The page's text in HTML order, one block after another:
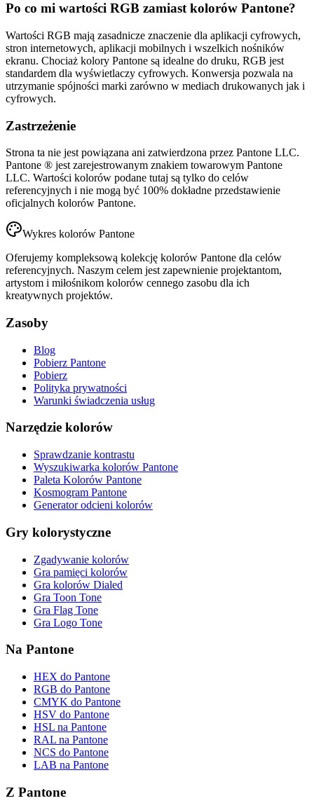
Po co mi wartości RGB zamiast kolorów Pantone?
Wartości RGB mają zasadnicze znaczenie dla aplikacji cyfrowych,
stron internetowych, aplikacji mobilnych i wszelkich nośników
ekranu. Chociaż kolory Pantone są idealne do druku, RGB jest
standardem dla wyświetlaczy cyfrowych. Konwersja pozwala na
utrzymanie spójności marki zarówno w mediach drukowanych jak i
cyfrowych.
Zastrzeżenie
Strona ta nie jest powiązana ani zatwierdzona przez Pantone LLC.
Pantone ® jest zarejestrowanym znakiem towarowym Pantone
LLC. Wartości kolorów podane tutaj są tylko do celów
referencyjnych i nie mogą być 100% dokładne przedstawienie
oficjalnych kolorów Pantone.
Wykres kolorów Pantone
Oferujemy kompleksową kolekcję kolorów Pantone dla celów
referencyjnych. Naszym celem jest zapewnienie projektantom,
artystom i miłośnikom kolorów cennego zasobu dla ich
kreatywnych projektów.
Zasoby
Blog
Pobierz Pantone
Pobierz
Polityka prywatności
Warunki świadczenia usług
Narzędzie kolorów
Sprawdzanie kontrastu
Wyszukiwarka kolorów Pantone
Paleta Kolorów Pantone
Kosmogram Pantone
Generator odcieni kolorów
Gry kolorystyczne
Zgadywanie kolorów
Gra pamięci kolorów
Gra kolorów Dialed
Gra Toon Tone
Gra Flag Tone
Gra Logo Tone
Na Pantone
HEX do Pantone
RGB do Pantone
CMYK do Pantone
HSV do Pantone
HSL na Pantone
RAL na Pantone
NCS do Pantone
LAB na Pantone
Z Pantone